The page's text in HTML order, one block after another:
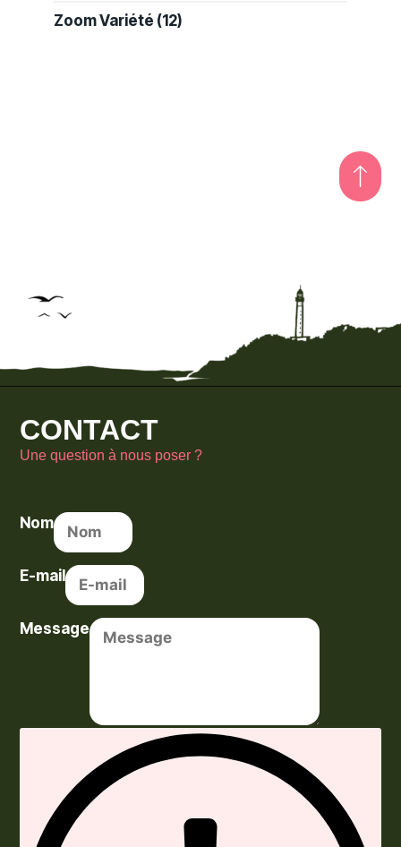
Zoom Variété (12)
CONTACT
Une question à nous poser ?
Nom
E-mail
Message